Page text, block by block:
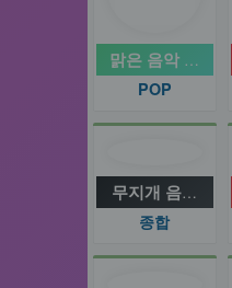
맑은 음악 소리
POP
무지개 음악공간
종합